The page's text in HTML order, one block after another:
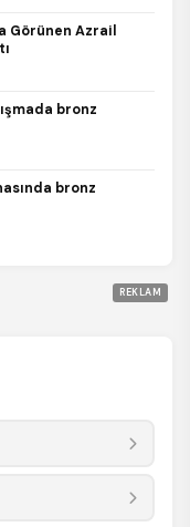
Görünen Azrail
bronz
bronz
REKLAM